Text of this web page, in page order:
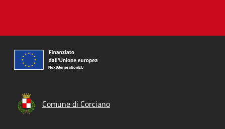
Comune di Corciano